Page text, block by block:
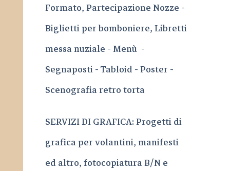
Formato, Partecipazione Nozze -
Biglietti per bomboniere, Libretti
messa nuziale - Menù -
Segnaposti - Tabloid - Poster -
Scenografia retro torta
SERVIZI DI GRAFICA: Progetti di
grafica per volantini, manifesti
ed altro, fotocopiatura B/N e